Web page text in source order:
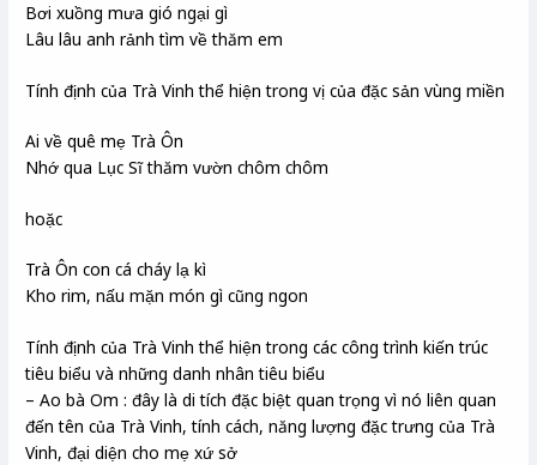
Bơi xuồng mưa gió ngại gì
Lâu lâu anh rảnh tìm về thăm em
Tính định của Trà Vinh thể hiện trong vị của đặc sản vùng miền
Ai về quê mẹ Trà Ôn
Nhớ qua Lục Sĩ thăm vườn chôm chôm
hoặc
Trà Ôn con cá cháy lạ kì
Kho rim, nấu mặn món gì cũng ngon
Tính định của Trà Vinh thể hiện trong các công trình kiến trúc
tiêu biểu và những danh nhân tiêu biểu
– Ao bà Om : đây là di tích đặc biệt quan trọng vì nó liên quan
đến tên của Trà Vinh, tính cách, năng lượng đặc trưng của Trà
Vinh, đại diện cho mẹ xứ sở